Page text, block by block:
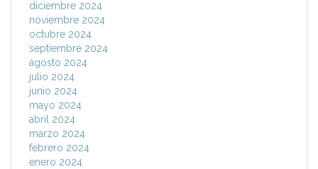
diciembre 2024
noviembre 2024
octubre 2024
septiembre 2024
agosto 2024
julio 2024
junio 2024
mayo 2024
abril 2024
marzo 2024
febrero 2024
enero 2024